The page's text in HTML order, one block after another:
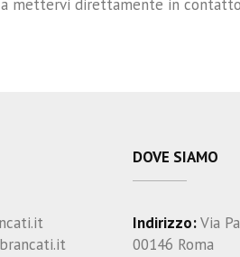
mettervi direttamente in
DOVE SIAMO
Indirizzo:Via
00146 Roma